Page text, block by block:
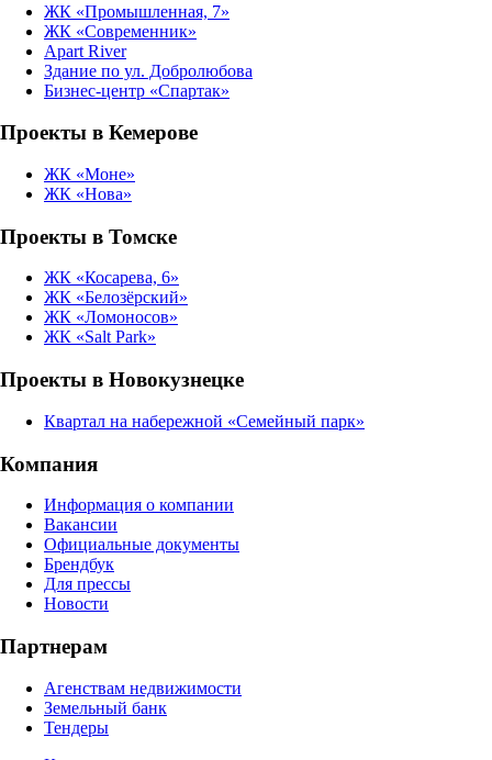
ЖК «Промышленная, 7»
ЖК «Современник»
Apart River
Здание по ул. Добролюбова
Бизнес-центр «Спартак»
Проекты в Кемерове
ЖК «Моне»
ЖК «Нова»
Проекты в Томске
ЖК «Косарева, 6»
ЖК «Белозёрский»
ЖК «Ломоносов»
ЖК «Salt Park»
Проекты в Новокузнецке
Квартал на набережной «Семейный парк»
Компания
Информация о компании
Вакансии
Официальные документы
Брендбук
Для прессы
Новости
Партнерам
Агенствам недвижимости
Земельный банк
Тендеры